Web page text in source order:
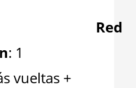
Red
: 1
vueltas +